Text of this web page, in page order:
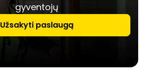
gyventojų
Užsakyti paslaugą